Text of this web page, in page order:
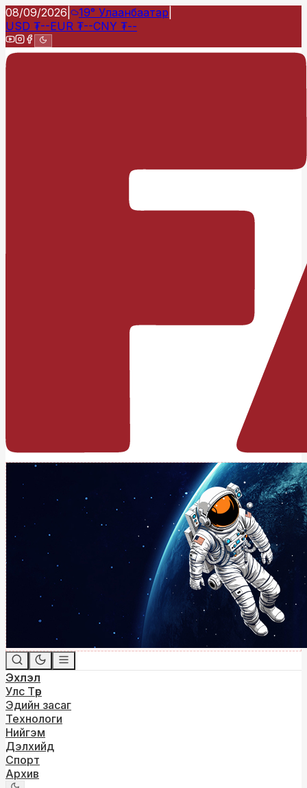
08/09/2026 19° Улаанбаатар
USD ₮--EUR ₮--CNY ₮--
Эхлэл
Улс Төр
Эдийн засаг
Технологи
Нийгэм
Дэлхийд
Спорт
Архив